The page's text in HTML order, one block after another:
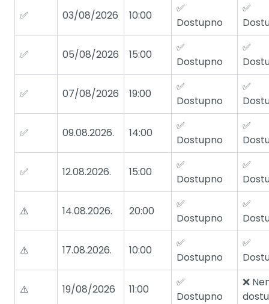
✅ 03/08/2026 10:00
✅
Dostupno
✅
✅ 05/08/2026 15:00
✅
Dostupno
✅
✅ 07/08/2026 19:00
✅
Dostupno
✅
✅ 09.08.2026. 14:00
✅
Dostupno
✅
✅ 12.08.2026. 15:00
✅
Dostupno
✅
⚠️ 14.08.2026. 20:00
✅
Dostupno
✅
⚠️ 17.08.2026. 10:00
✅
Dostupno
✅
⚠️ 19/08/2026 11:00
✅
Dostupno
❌